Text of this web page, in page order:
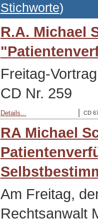
Stichworte)
R.A. Michael
Freitag-
CD Nr. 259
CD
Details...
RA Michael
Am Freitag,
Rechtsanwalt